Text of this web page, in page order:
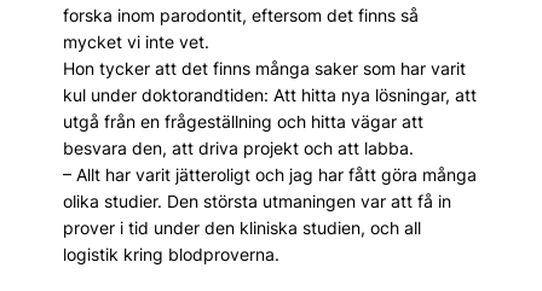
forska inom parodontit, eftersom det finns så
mycket vi inte vet.
Hon tycker att det finns många saker som har varit
kul under doktorandtiden: Att hitta nya lösningar, att
utgå från en frågeställning och hitta vägar att
besvara den, att driva projekt och att labba.
– Allt har varit jätteroligt och jag har fått göra många
olika studier. Den största utmaningen var att få in
prover i tid under den kliniska studien, och all
logistik kring blodproverna.